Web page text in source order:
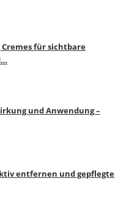
für sichtbare
und Anwendung –
entfernen und gepflegte